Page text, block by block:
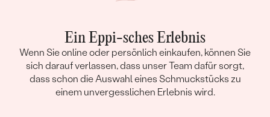
Ein Eppi-sches Erlebnis
Wenn Sie online oder persönlich einkaufen, können Sie
sich darauf verlassen, dass unser Team dafür sorgt,
dass schon die Auswahl eines Schmuckstücks zu
einem unvergesslichen Erlebnis wird.